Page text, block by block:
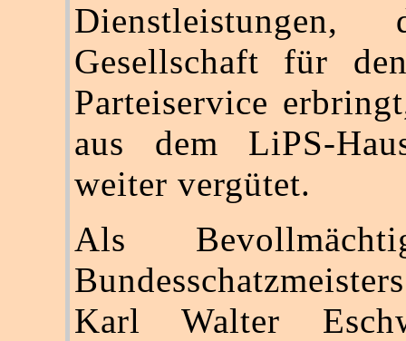
Gesellschaft für
Parteiservice
aus dem LiPS-
weiter vergütet.
Als
Karl Walter